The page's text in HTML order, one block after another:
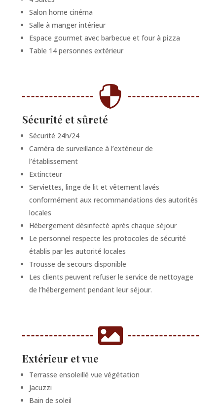
Salon home cinéma
Salle à manger intérieur
Espace gourmet avec barbecue et four à pizza
Table 14 personnes extérieur

Sécurité et sûreté
Sécurité 24h/24
Caméra de surveillance à l’extérieur de
l’établissement
Extincteur
Serviettes, linge de lit et vêtement lavés
conformément aux recommandations des autorités
locales
Hébergement désinfecté après chaque séjour
Le personnel respecte les protocoles de sécurité
établis par les autorité locales
Trousse de secours disponible
Les clients peuvent refuser le service de nettoyage
de l’hébergement pendant leur séjour.

Extérieur et vue
Terrasse ensoleillé vue végétation
Jacuzzi
Bain de soleil